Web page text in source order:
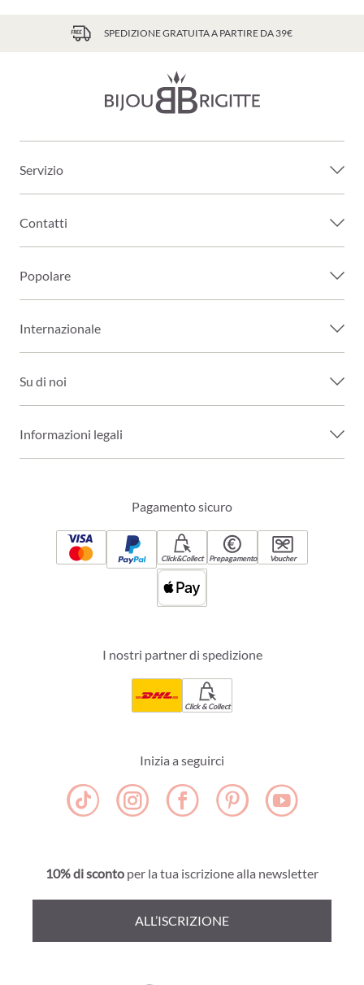
SPEDIZIONE GRATUITA A PARTIRE DA 39€
Servizio
Contatti
Popolare
Internazionale
Su di noi
Informazioni legali
Pagamento sicuro
Click&Collect Prepagamento Voucher
I nostri partner di spedizione
Click & Collect
Inizia a seguirci
10% di sconto per la tua iscrizione alla newsletter
ALL’ISCRIZIONE